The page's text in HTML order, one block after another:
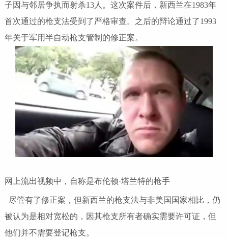
子因与邻居争执而射杀13人。这次案件后，新西兰在1983年
首次通过的枪支法受到了严格审查。之后的辩论通过了1993
年关于军用半自动枪支管制的修正案。
网上流出视频中，自称是布伦顿·塔兰特的枪手
尽管有了修正案，但新西兰的枪支法与非美国国家相比，仍
被认为是相对宽松的，因其枪支所有者确实需要许可证，但
他们并不需要登记枪支。